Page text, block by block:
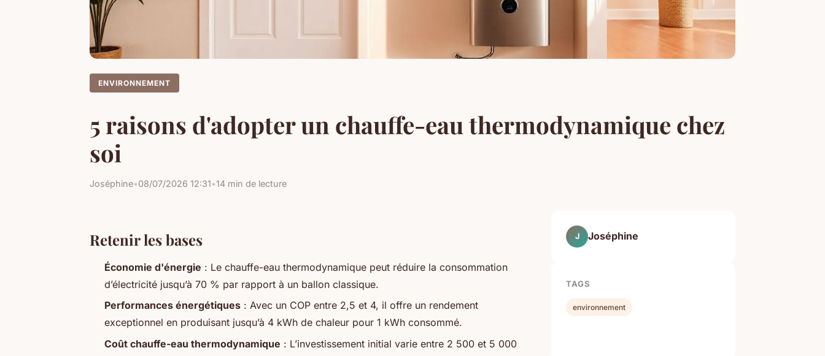
ENVIRONNEMENT
5 raisons d'adopter un chauffe-eau thermodynamique chez
soi
Joséphine•08/07/2026 12:31•14 min de lecture
Retenir les bases
Économie d'énergie : Le chauffe-eau thermodynamique peut réduire la consommation
d’électricité jusqu’à 70 % par rapport à un ballon classique.
Performances énergétiques : Avec un COP entre 2,5 et 4, il offre un rendement
exceptionnel en produisant jusqu’à 4 kWh de chaleur pour 1 kWh consommé.
Coût chauffe-eau thermodynamique : L’investissement initial varie entre 2 500 et 5 000
J Joséphine
TAGS
environnement